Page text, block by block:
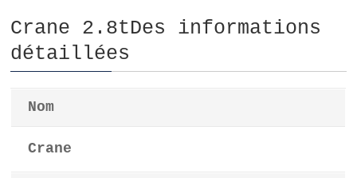
Crane 2.8tDes informations
détaillées
Nom
Crane